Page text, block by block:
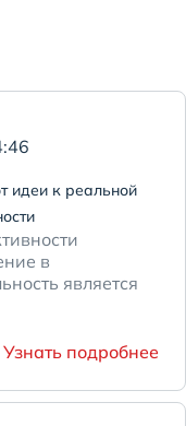
идеи к реальной
в
является
Узнать подробнее